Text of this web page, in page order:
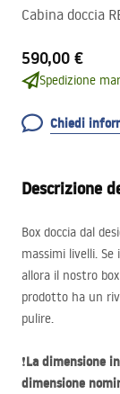
Cabina doccia
590,00 €
Spedizione
Chiedi
Descrizione
Box doccia dal
massimi livelli.
allora il nostro
prodotto ha un
pulire.
❗La dimensione
dimensione